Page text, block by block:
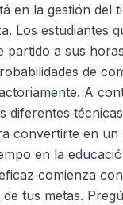
en la gestión del
Los estudiantes
partido a sus
de
A
diferentes
convertirte en un
en la
comienza
tus metas.